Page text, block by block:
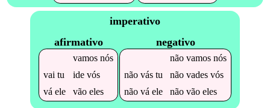
imperativo
afirmativo
vamosnós
vai tu idevós
vá ele vãoeles
negativo
não vamosnós
não vástu não vadesvós
não vá ele não vãoeles